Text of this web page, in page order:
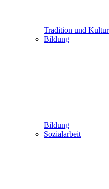
Tradition und Kultur
Bildung
Bildung
Sozialarbeit